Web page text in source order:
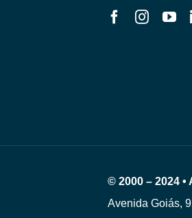
© 2000 – 2024
Avenida Goiás,